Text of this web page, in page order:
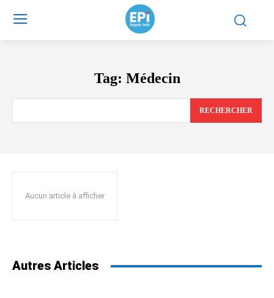
Tag: Médecin
RECHERCHER
Aucun article à afficher
Autres Articles